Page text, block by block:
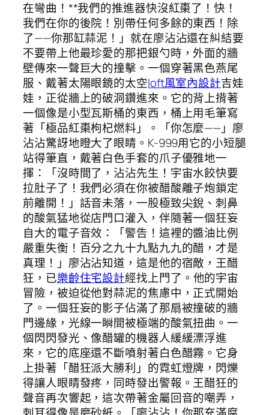
在彎曲！**我們的推進器快沒紅棗了！快！
我們在你的後院！別帶任何多餘的東西！除
了——你那缸蒜泥！」就在廖沾沾還在糾結要
不要帶上他最珍愛的那把銀勺時，外面的牆
壁傳來一聲巨大的撞擊。一個穿著黑色燕尾
服、戴著太陽眼鏡的太空loft風室內設計吉娃
娃，正從牆上的破洞鑽進來。它的背上揹著
一個像是小型瓦斯桶的東西，桶上用毛筆寫
著「極品紅棗枸杞燃料」。「你怎麼——」廖
沾沾驚訝地瞪大了眼睛。K-999用它的小短腿
站得筆直，戴著白色手套的爪子優雅地一
揮：「沒時間了，沾沾先生！宇宙水餃快要
拉肚子了！我們必須在你被醋酸離子炮鎖定
前離開！」話音未落，一股極致尖銳、刺鼻
的酸氣猛地從店門口灌入，伴隨著一個狂妄
自大的電子音效：「警告！這裡的醬油比例
嚴重失衡！百分之九十九點九九的醋，才是
真理！」廖沾沾知道，這是他的宿敵，王醋
狂，已樂齡住宅設計經找上門了。他的宇宙
冒險，被迫從他對蒜泥的焦慮中，正式開始
了。一個狂妄的影子佔滿了那扇被撞破的牆
門邊緣，光線一瞬間被極端的酸氣扭曲。一
個閃閃發光、像醋罐的機器人緩緩漂浮進
來，它的底座還不斷噴射著白色醋霧。它身
上掛著「醋狂派大勝利」的霓虹燈牌，閃爍
得讓人眼睛發疼，同時發出警報。王醋狂的
聲音再次響起，這次帶著金屬回音的嘲弄，